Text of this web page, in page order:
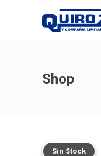
Shop
Sin Stock